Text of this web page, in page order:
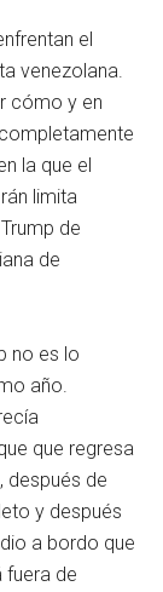
el
venezolana.
cómo y en
la que el
limita
de
de
no es lo
año.
que regresa
después de
y después
a bordo que
fuera de